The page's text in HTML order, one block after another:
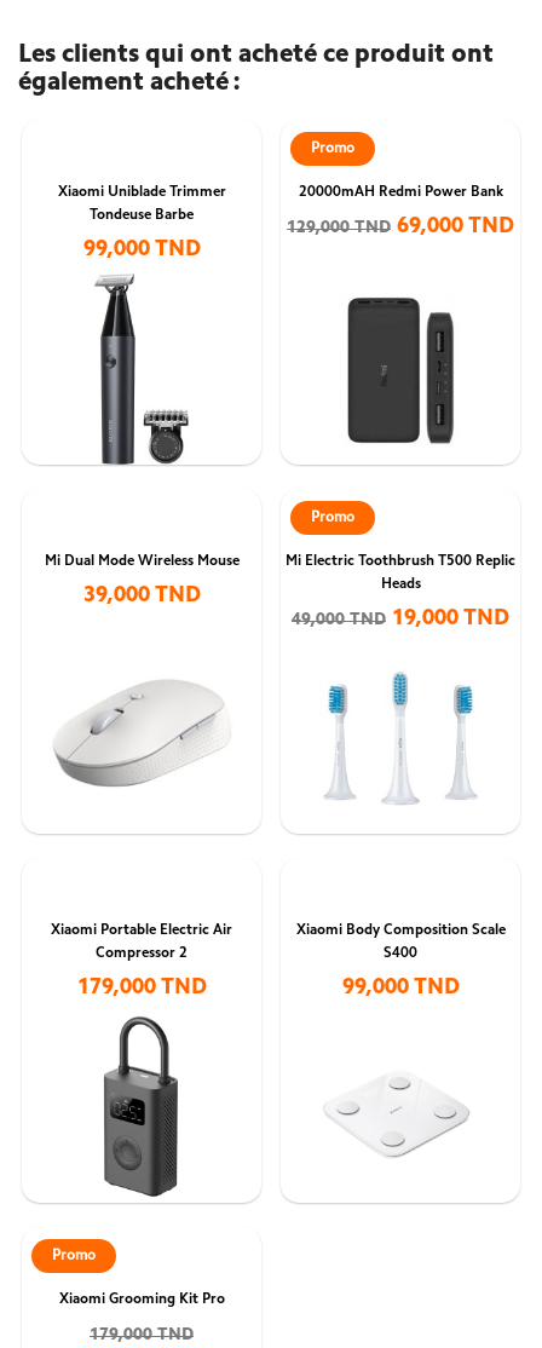
Les clients qui ont acheté ce produit ont
également acheté :
Xiaomi Uniblade Trimmer
Tondeuse Barbe
99,000 TND
20000mAH Redmi Power Bank
129,000 TND 69,000 TND
Promo
Mi Dual Mode Wireless Mouse
39,000 TND
Mi Electric Toothbrush T500 Replic
Heads
49,000 TND 19,000 TND
Promo
Xiaomi Portable Electric Air
Compressor 2
179,000 TND
Xiaomi Body Composition Scale
S400
99,000 TND
Xiaomi Grooming Kit Pro
179,000 TND
Promo